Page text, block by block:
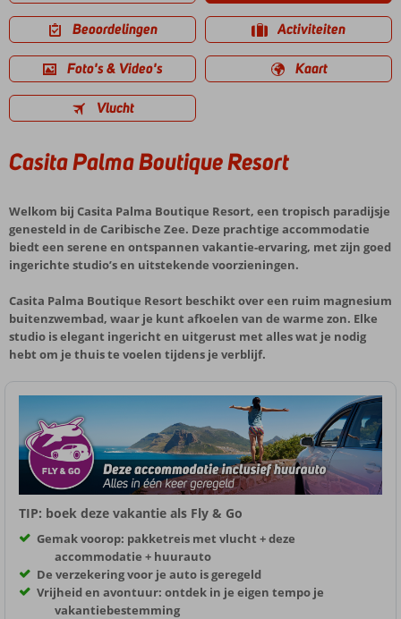
Beoordelingen Activiteiten
Foto's & Video's Kaart
Vlucht
Casita Palma Boutique Resort
Welkom bij Casita Palma Boutique Resort, een tropisch paradijsje
genesteld in de Caribische Zee. Deze prachtige accommodatie
biedt een serene en ontspannen vakantie-ervaring, met zijn goed
ingerichte studio’s en uitstekende voorzieningen.
Casita Palma Boutique Resort beschikt over een ruim magnesium
buitenzwembad, waar je kunt afkoelen van de warme zon. Elke
studio is elegant ingericht en uitgerust met alles wat je nodig
hebt om je thuis te voelen tijdens je verblijf.
TIP: boek deze vakantie als Fly & Go
Gemak voorop: pakketreis met vlucht + deze
accommodatie + huurauto
De verzekering voor je auto is geregeld
Vrijheid en avontuur: ontdek in je eigen tempo je
vakantiebestemming